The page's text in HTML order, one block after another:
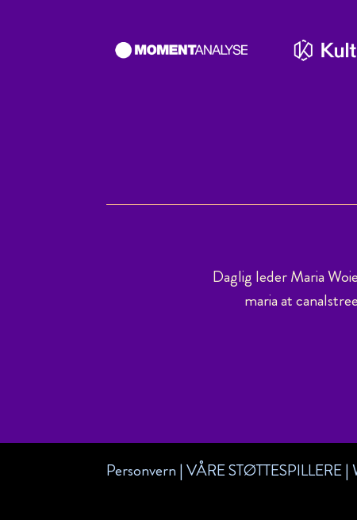
Daglig leder Maria
maria at
Personvern|VÅRE STØTTESPILLERE|